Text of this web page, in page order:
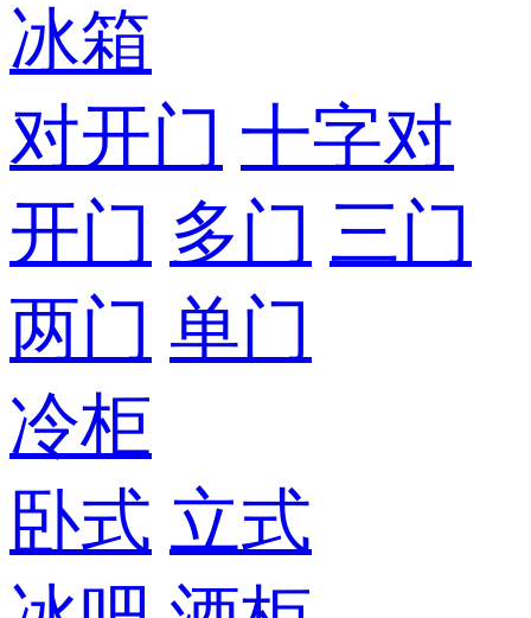
冰箱
对开门 十字对
开门 多门 三门
两门 单门
冷柜
卧式 立式